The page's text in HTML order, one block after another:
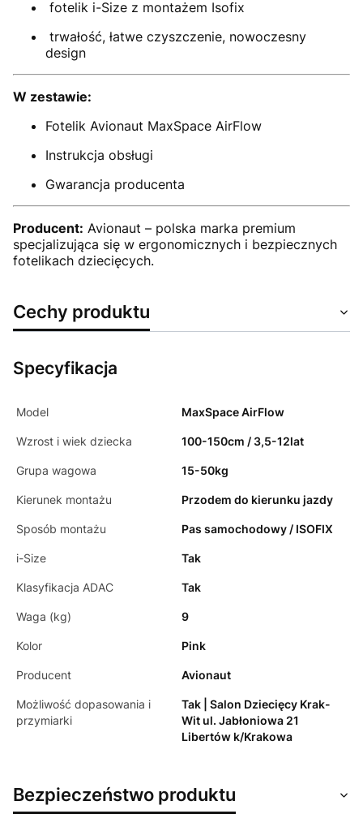
fotelik i-Size z montażem Isofix
trwałość, łatwe czyszczenie, nowoczesny
design
W zestawie:
Fotelik Avionaut MaxSpace AirFlow
Instrukcja obsługi
Gwarancja producenta
Producent: Avionaut – polska marka premium
specjalizująca się w ergonomicznych i bezpiecznych
fotelikach dziecięcych.
Cechy produktu
Specyfikacja
Model MaxSpace AirFlow
Wzrost i wiek dziecka 100-150cm / 3,5-12lat
Grupa wagowa 15-50kg
Kierunek montażu Przodem do kierunku jazdy
Sposób montażu Pas samochodowy / ISOFIX
i-Size Tak
Klasyfikacja ADAC Tak
Waga (kg) 9
Kolor Pink
Producent Avionaut
Możliwość dopasowania i
przymiarki
Tak | Salon Dziecięcy Krak-
Wit ul. Jabłoniowa 21
Libertów k/Krakowa
Bezpieczeństwo produktu